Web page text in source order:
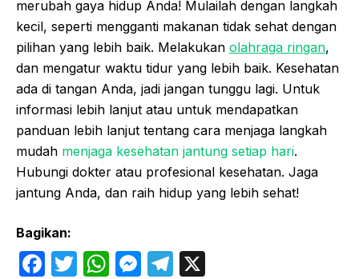
merubah gaya hidup Anda! Mulailah dengan langkah
kecil, seperti mengganti makanan tidak sehat dengan
pilihan yang lebih baik. Melakukan olahraga ringan,
dan mengatur waktu tidur yang lebih baik. Kesehatan
ada di tangan Anda, jadi jangan tunggu lagi. Untuk
informasi lebih lanjut atau untuk mendapatkan
panduan lebih lanjut tentang cara menjaga langkah
mudah menjaga kesehatan jantung setiap hari.
Hubungi dokter atau profesional kesehatan. Jaga
jantung Anda, dan raih hidup yang lebih sehat!
Bagikan:
F
T
W M T